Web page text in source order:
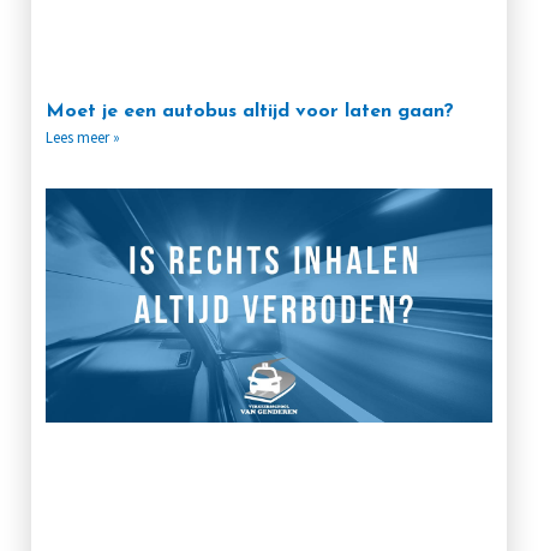
Moet je een autobus altijd voor laten gaan?
Lees meer »